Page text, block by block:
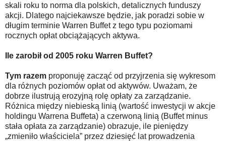
skali roku to norma dla polskich, detalicznych funduszy
akcji. Dlatego najciekawsze będzie, jak poradzi sobie w
długim terminie Warren Buffet z tego typu poziomami
rocznych opłat obciążających aktywa.
Ile zarobił od 2005 roku Warren Buffet?
Tym razem proponuję zacząć od przyjrzenia się wykresom
dla różnych poziomów opłat od aktywów. Uważam, że
dobrze ilustrują erozyjną rolę opłaty za zarządzanie.
Różnica między niebieską linią (wartość inwestycji w akcje
holdingu Warrena Buffeta) a czerwoną linią (Buffet minus
stała opłata za zarządzanie) obrazuje, ile pieniędzy
„zmieniło właściciela” przez dziesięć lat prowadzenia